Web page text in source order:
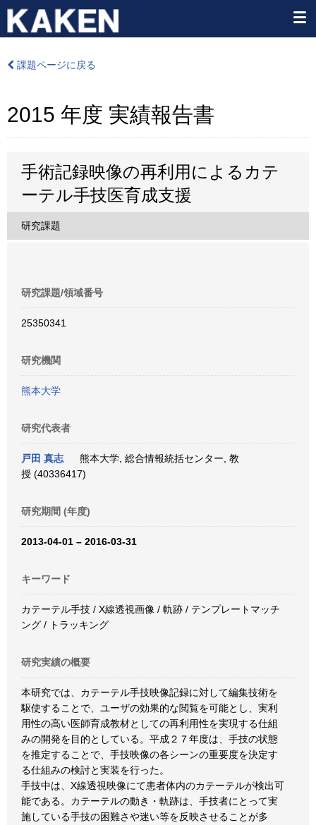
課題ページに戻る
2015 年度 実績報告書
手術記録映像の再利用によるカテ
ーテル手技医育成支援
研究課題
研究課題/領域番号
25350341
研究機関
熊本大学
研究代表者
戸田 真志
熊本大学, 総合情報統括センター, 教
授 (40336417)
研究期間 (年度)
2013-04-01 – 2016-03-31
キーワード
カテーテル手技 / X線透視画像 / 軌跡 / テンプレートマッチ
ング / トラッキング
研究実績の概要
本研究では、カテーテル手技映像記録に対して編集技術を
駆使することで、ユーザの効果的な閲覧を可能とし、実利
用性の高い医師育成教材としての再利用性を実現する仕組
みの開発を目的としている。平成２７年度は、手技の状態
を推定することで、手技映像の各シーンの重要度を決定す
る仕組みの検討と実装を行った。
手技中は、X線透視映像にて患者体内のカテーテルが検出可
能である。カテーテルの動き・軌跡は、手技者にとって実
施している手技の困難さや迷い等を反映させることが多